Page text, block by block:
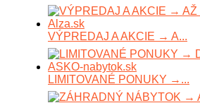
VÝPREDAJ A AKCIE → A...
LIMITOVANÉ PONUKY →...